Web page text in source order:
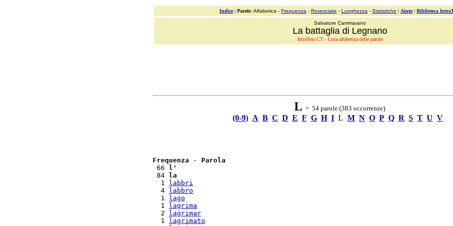
Indice| Parole: Alfabetica - Frequenza - Rovesciate - Lunghezza - Statistiche | Aiuto | Biblioteca
Salvatore Cammarano
La battaglia di Legnano
IntraText CT - Lista alfabetica delle parole
L = 54 parole (383 occorrenze)
(0-9) A B C D E F G H I L M N O P Q R S T U V
Frequenza - Parola
66
l'
84
la
  1
labbri
  4
labbro
  1
lago
  1
lagrima
  2
lagrimar
  1
lagrimato